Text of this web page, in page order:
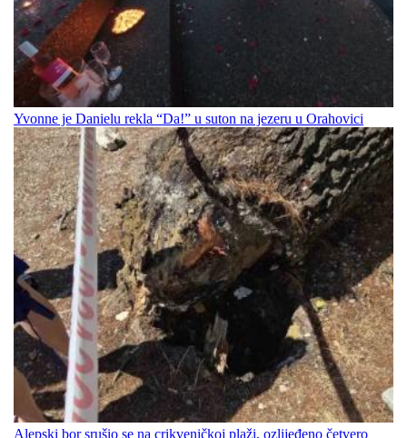
Yvonne je Danielu rekla “Da!” u suton na jezeru u Orahovici
Alepski bor srušio se na crikveničkoj plaži, ozlijeđeno četvero